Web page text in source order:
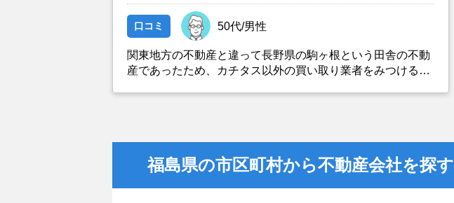
口コミ 50代/男性
関東地方の不動産と違って長野県の駒ヶ根という田舎の不動
産であったため、カチタス以外の買い取り業者をみつけるこ
福島県の市区町村から不動産会社を探す